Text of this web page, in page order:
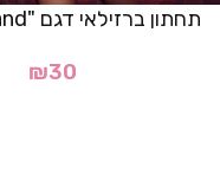
תחתון ברזילאי דגם "Oland"- בורדו
₪30